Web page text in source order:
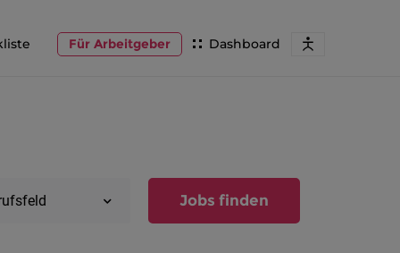
Dashboard
Für Arbeitgeber
Jobs finden